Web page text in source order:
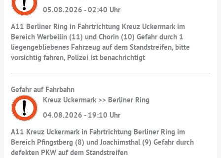
05.08.2026 - 02:40 Uhr
A11 Berliner Ring in Fahrtrichtung Kreuz Uckermark im
Bereich Werbellin (11) und Chorin (10) Gefahr durch 1
liegengebliebenes Fahrzeug auf dem Standstreifen, bitte
vorsichtig fahren, Polizei ist benachrichtigt
Gefahr auf Fahrbahn
Kreuz Uckermark >> Berliner Ring
04.08.2026 - 19:10 Uhr
A11 Kreuz Uckermark in Fahrtrichtung Berliner Ring im
Bereich Pfingstberg (8) und Joachimsthal (9) Gefahr durch
defekten PKW auf dem Standstreifen